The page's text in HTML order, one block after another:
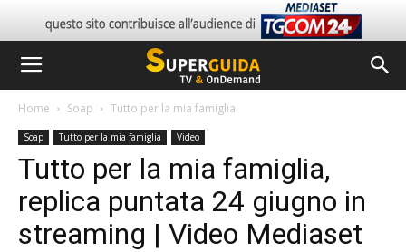
Home Soap Tutto per la mia famiglia
Soap Tutto per la mia famiglia Video
Tutto per la mia famiglia,
replica puntata 24 giugno in
streaming | Video Mediaset